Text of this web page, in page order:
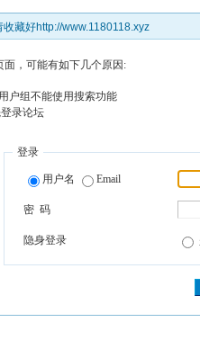
藏好http://www.1180118.xyz
，可能有如下几个原因:
户组不能使用搜索功能
录论坛
登录
用户名 Email
密 码
隐身登录